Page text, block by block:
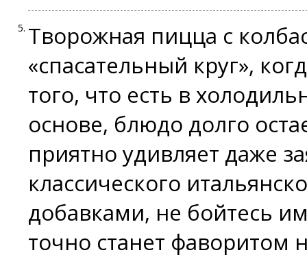
Творожная пицца с
«спасательный круг»,
того, что есть в
основе, блюдо долго
приятно удивляет даже
классического
добавками, не бойтесь
точно станет фаворитом